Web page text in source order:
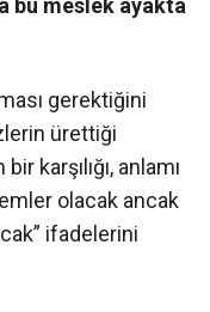
bu meslek ayakta
gerektiğini
ürettiği
karşılığı, anlamı
olacak ancak
ifadelerini